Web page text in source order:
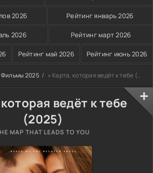
2026 Рейтинг январь 2026
2026 Рейтинг март 2026
Рейтинг май 2026 Рейтинг июнь 2026
Фильмы 2025 » Карта, которая ведёт к тебе (2025)
ведёт к тебе
(2025)
MAP THAT LEADS TO YOU